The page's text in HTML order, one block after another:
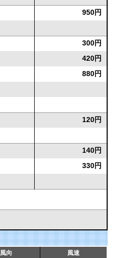
950円
300円
420円
880円
120円
140円
330円
風向 風速